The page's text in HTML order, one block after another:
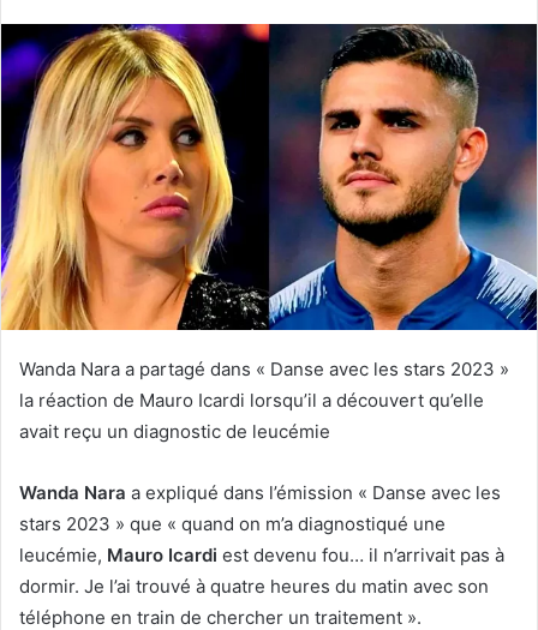
Wanda Nara a partagé dans « Danse avec les stars 2023 »
la réaction de Mauro Icardi lorsqu’il a découvert qu’elle
avait reçu un diagnostic de leucémie
Wanda Nara a expliqué dans l’émission « Danse avec les
stars 2023 » que « quand on m’a diagnostiqué une
leucémie, Mauro Icardi est devenu fou… il n’arrivait pas à
dormir. Je l’ai trouvé à quatre heures du matin avec son
téléphone en train de chercher un traitement ».